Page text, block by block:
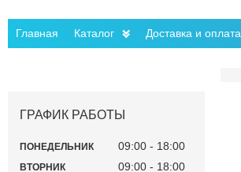
Главная Каталог Доставка и оплата
ГРАФИК РАБОТЫ
ПОНЕДЕЛЬНИК 09:00 18:00
ВТОРНИК 09:00 18:00